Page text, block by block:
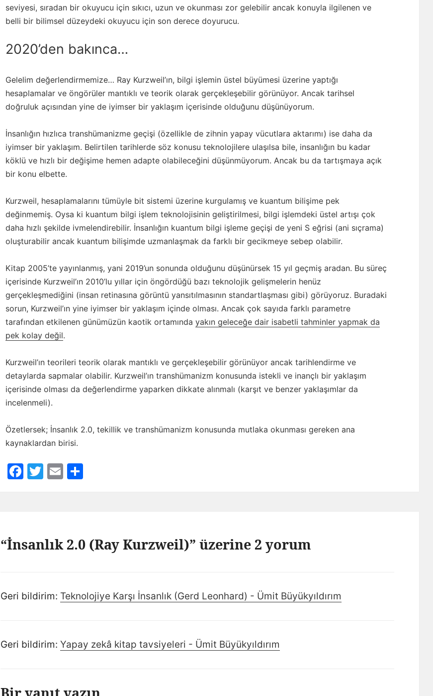
seviyesi, sıradan bir okuyucu için sıkıcı, uzun ve okunması zor gelebilir ancak konuyla ilgilenen ve
belli bir bilimsel düzeydeki okuyucu için son derece doyurucu.
2020’den bakınca…
Gelelim değerlendirmemize… Ray Kurzweil’ın, bilgi işlemin üstel büyümesi üzerine yaptığı
hesaplamalar ve öngörüler mantıklı ve teorik olarak gerçekleşebilir görünüyor. Ancak tarihsel
doğruluk açısından yine de iyimser bir yaklaşım içerisinde olduğunu düşünüyorum.
İnsanlığın hızlıca transhümanizme geçişi (özellikle de zihnin yapay vücutlara aktarımı) ise daha da
iyimser bir yaklaşım. Belirtilen tarihlerde söz konusu teknolojilere ulaşılsa bile, insanlığın bu kadar
köklü ve hızlı bir değişime hemen adapte olabileceğini düşünmüyorum. Ancak bu da tartışmaya açık
bir konu elbette.
Kurzweil, hesaplamalarını tümüyle bit sistemi üzerine kurgulamış ve kuantum bilişime pek
değinmemiş. Oysa ki kuantum bilgi işlem teknolojisinin geliştirilmesi, bilgi işlemdeki üstel artışı çok
daha hızlı şekilde ivmelendirebilir. İnsanlığın kuantum bilgi işleme geçişi de yeni S eğrisi (ani sıçrama)
oluşturabilir ancak kuantum bilişimde uzmanlaşmak da farklı bir gecikmeye sebep olabilir.
Kitap 2005’te yayınlanmış, yani 2019’un sonunda olduğunu düşünürsek 15 yıl geçmiş aradan. Bu süreç
içerisinde Kurzweil’ın 2010’lu yıllar için öngördüğü bazı teknolojik gelişmelerin henüz
gerçekleşmediğini (insan retinasına görüntü yansıtılmasının standartlaşması gibi) görüyoruz. Buradaki
sorun, Kurzweil’ın yine iyimser bir yaklaşım içinde olması. Ancak çok sayıda farklı parametre
tarafından etkilenen günümüzün kaotik ortamında yakın geleceğe dair isabetli tahminler yapmak da
pek kolay değil.
Kurzweil’ın teorileri teorik olarak mantıklı ve gerçekleşebilir görünüyor ancak tarihlendirme ve
detaylarda sapmalar olabilir. Kurzweil’ın transhümanizm konusunda istekli ve inançlı bir yaklaşım
içerisinde olması da değerlendirme yaparken dikkate alınmalı (karşıt ve benzer yaklaşımlar da
incelenmeli).
Özetlersek; İnsanlık 2.0, tekillik ve transhümanizm konusunda mutlaka okunması gereken ana
kaynaklardan birisi.
Facebook
Twitter
EmailShare
“İnsanlık 2.0 (Ray Kurzweil)” üzerine 2 yorum
Geri bildirim: Teknolojiye Karşı İnsanlık (Gerd Leonhard) - Ümit Büyükyıldırım
Geri bildirim: Yapay zekâ kitap tavsiyeleri - Ümit Büyükyıldırım